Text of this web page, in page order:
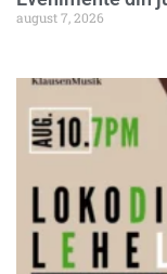
august 7, 2026